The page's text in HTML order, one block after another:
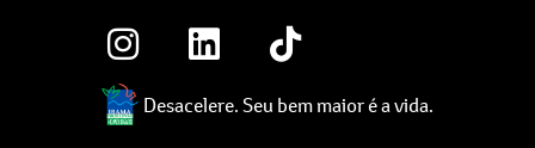
Desacelere. Seu bem maior é a vida.